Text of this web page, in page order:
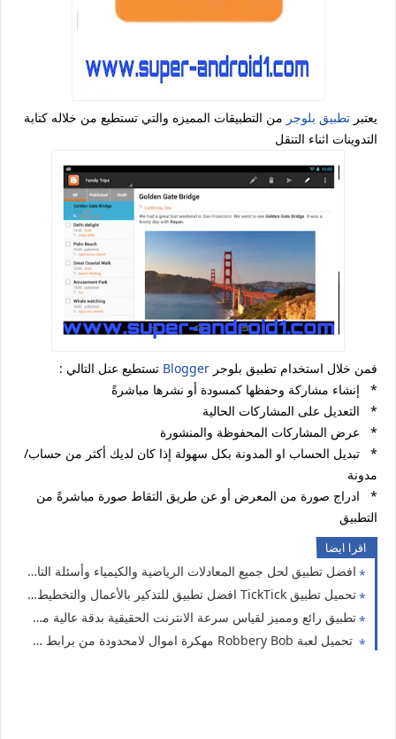
يعتبر تطبيق بلوجر من التطبيقات المميزه والتي تستطيع من خلاله كتابة
التدوينات اثناء التنقل
فمن خلال استخدام تطبيق بلوجر Blogger تستطيع عنل التالي :
* إنشاء مشاركة وحفظها كمسودة أو نشرها مباشرةً
* التعديل على المشاركات الحالية
* عرض المشاركات المحفوظة والمنشورة
* تبديل الحساب او المدونة بكل سهولة إذا كان لديك أكثر من حساب/
مدونة
* ادراج صورة من المعرض أو عن طريق التقاط صورة مباشرةً من
التطبيق
اقرا ايضا
افضل تطبيق لحل جميع المعادلات الرياضية والكيمياء وأسئلة التاريخ من خلال كاميرا الهاتف للتحميل مجانا للاندرويد
تحميل تطبيق TickTick افضل تطبيق للتذكير بالأعمال والتخطيط اليومي
تطبيق رائع ومميز لقياس سرعة الانترنت الحقيقية بدقة عالية من خلال هاتفك الاندرويد
تحميل لعبة Robbery Bob مهكرة اموال لامحدودة من برابط مباشرللاندرويد